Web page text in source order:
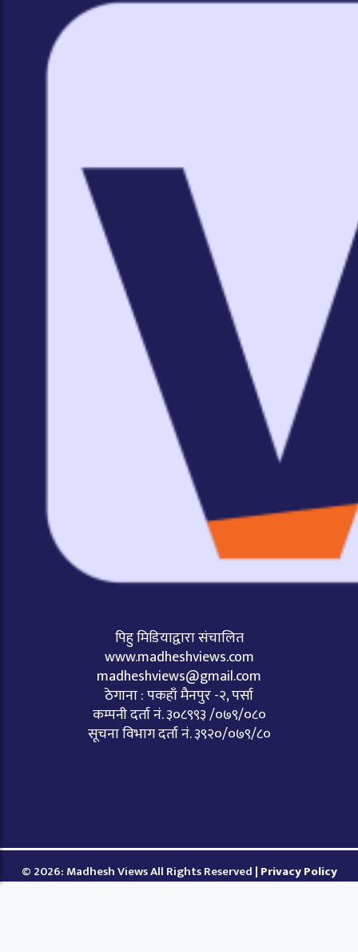
पिहु मिडियाद्वारा संचालित
www.madheshviews.com
madheshviews@gmail.com
ठेगाना : पकहाँ मैनपुर -२, पर्सा
कम्पनी दर्ता नं. ३०८९९३ /०७९/०८०
सूचना विभाग दर्ता नं. ३९२०/०७९/८०
© 2026: Madhesh Views All Rights Reserved | Privacy Policy